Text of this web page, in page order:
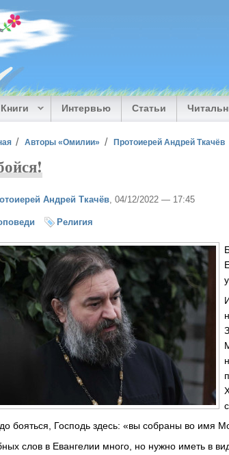
Книги Интервью Статьи
Авторы «Омилии» Протоиерей Андрей Ткачёв
Андрей Ткачёв , 04/12/2022 — 17:45
Религия
бояться, Господь здесь: «вы собраны во имя
слов в Евангелии много, но нужно иметь в